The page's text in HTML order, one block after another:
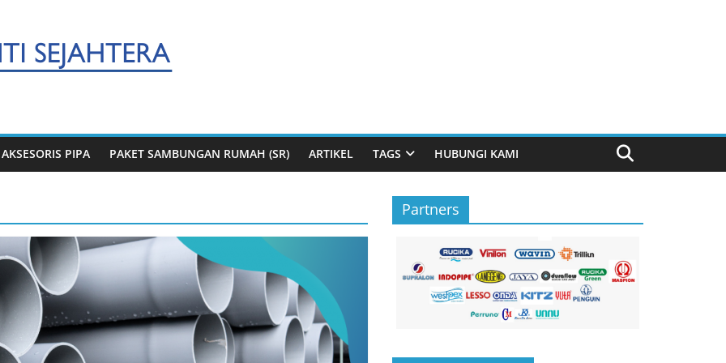
AKSESORIS PIPA PAKET SAMBUNGAN RUMAH (SR) ARTIKEL TAGS HUBUNGI KAMI
Partners